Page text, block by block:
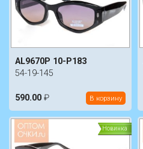
AL9670P 10-P183
54-19-145
590.00 ₽ В корзину
Новинка